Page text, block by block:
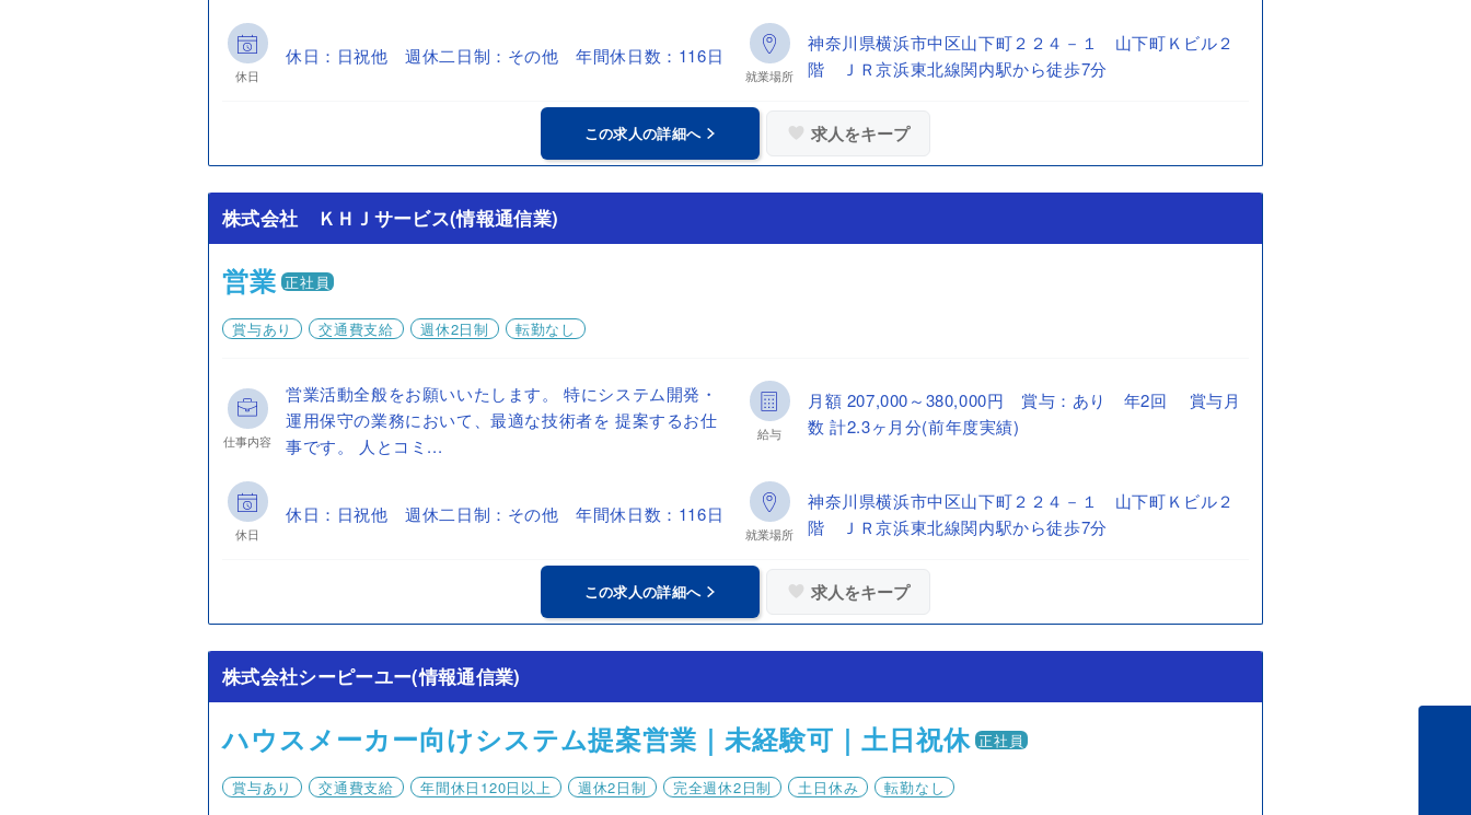
休日
休日：日祝他 週休二日制：その他 年間休日数：116日
就業場所
神奈川県横浜市中区山下町２２４－１ 山下町Ｋビル２
階 ＪＲ京浜東北線関内駅から徒歩7分
この求人の詳細へ 求人をキープ
株式会社 ＫＨＪサービス(情報通信業)
営業 正社員
賞与あり 交通費支給 週休2日制 転勤なし
仕事内容
営業活動全般をお願いいたします。 特にシステム開発・
運用保守の業務において、最適な技術者を 提案するお仕
事です。 人とコミ...
給与
月額 207,000～380,000円 賞与：あり 年2回 賞与月
数 計2.3ヶ月分(前年度実績)
休日
休日：日祝他 週休二日制：その他 年間休日数：116日
就業場所
神奈川県横浜市中区山下町２２４－１ 山下町Ｋビル２
階 ＪＲ京浜東北線関内駅から徒歩7分
この求人の詳細へ 求人をキープ
株式会社シーピーユー(情報通信業)
ハウスメーカー向けシステム提案営業｜未経験可｜土日祝休 正社員
賞与あり 交通費支給 年間休日120日以上 週休2日制 完全週休2日制 土日休み 転勤なし